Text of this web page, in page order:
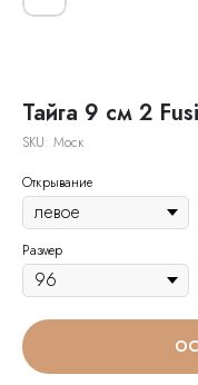
Тайга 9 см 2
SKU: Моск
Открывание
Размер